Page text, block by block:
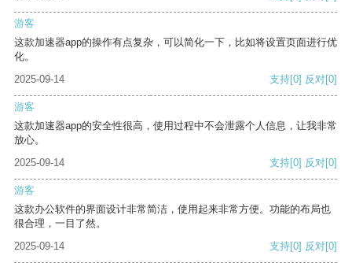
游客
这款加速器app的操作有点复杂，可以简化一下，比如将设置页面进行优
化。
2025-09-14
支持[0] 反对[0]
游客
这款加速器app的安全性很高，使用过程中不会泄露个人信息，让我非常
放心。
2025-09-14
支持[0] 反对[0]
游客
这款办公软件的界面设计非常简洁，使用起来非常方便。功能的布局也
很合理，一目了然。
2025-09-14
支持[0] 反对[0]